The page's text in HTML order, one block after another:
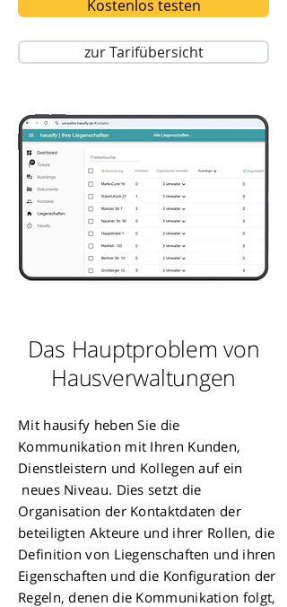
Kostenlos testen
zur Tarifübersicht
Das Hauptproblem von
Hausverwaltungen
Mit hausify heben Sie die
Kommunikation mit Ihren Kunden,
Dienstleistern und Kollegen auf ein
neues Niveau. Dies setzt die
Organisation der Kontaktdaten der
beteiligten Akteure und ihrer Rollen, die
Definition von Liegenschaften und ihren
Eigenschaften und die Konfiguration der
Regeln, denen die Kommunikation folgt,